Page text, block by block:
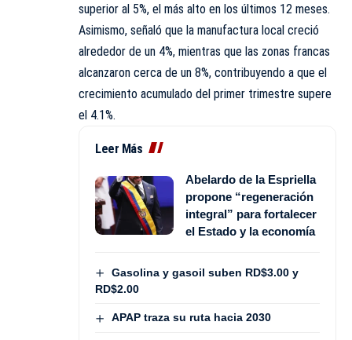
superior al 5%, el más alto en los últimos 12 meses.
Asimismo, señaló que la manufactura local creció
alrededor de un 4%, mientras que las zonas francas
alcanzaron cerca de un 8%, contribuyendo a que el
crecimiento acumulado del primer trimestre supere
el 4.1%.
Leer Más
Abelardo de la Espriella
propone “regeneración
integral” para fortalecer
el Estado y la economía
Gasolina y gasoil suben RD$3.00 y
RD$2.00
APAP traza su ruta hacia 2030